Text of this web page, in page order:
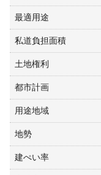
最適用途
私道負担面積
土地権利
都市計画
用途地域
地勢
建ぺい率